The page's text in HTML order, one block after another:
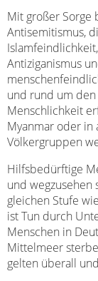
Mit großer Sorge
Antisemitismus,
Antiziganismus
und rund um
Menschlichkeit
Myanmar oder in
Völkergruppen
Hilfsbedürftige
und wegzusehen
gleichen Stufe
ist Tun durch
Menschen in
Mittelmeer
gelten überall